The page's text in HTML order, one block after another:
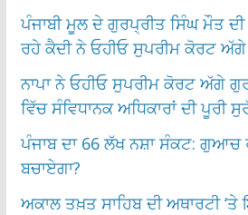
ਪੰਜਾਬੀ ਮੂਲ ਦੇ ਗੁਰਪ੍ਰੀਤ ਸਿੰਘ ਮੌਤ ਦੀ
ਰਹੇ ਕੈਦੀ ਨੇ ਓਹੀਓ ਸੁਪਰੀਮ ਕੋਰਟ
ਨਾਪਾ ਨੇ ਓਹੀਓ ਸੁਪਰੀਮ ਕੋਰਟ ਅੱਗੇ
ਵਿੱਚ ਸੰਵਿਧਾਨਕ ਅਧਿਕਾਰਾਂ ਦੀ ਪੂਰੀ
ਪੰਜਾਬ ਦਾ 66 ਲੱਖ ਨਸ਼ਾ ਸੰਕਟ: ਗੁਆਚ
ਬਚਾਏਗਾ?
ਅਕਾਲ ਤਖ਼ਤ ਸਾਹਿਬ ਦੀ ਅਥਾਰਟੀ